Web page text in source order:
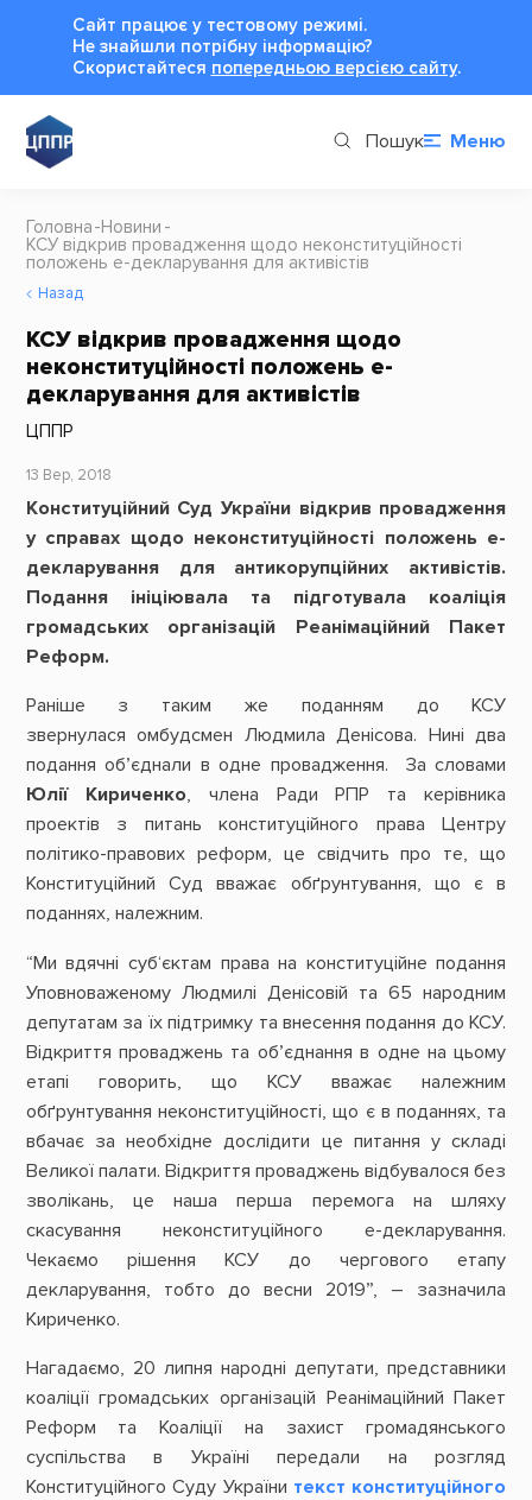
Сайт працює у тестовому режимі.
Не знайшли потрібну інформацію?
Cкористайтеся попередньою версією сайту.
Пошук Меню
Головна Новини
КСУ відкрив провадження щодо неконституційності
положень е-декларування для активістів
Назад
КСУ відкрив провадження щодо
неконституційності положень е-
декларування для активістів
ЦППР
13 Вер, 2018
Конституційний Суд України відкрив провадження
у справах щодо неконституційності положень е-
декларування для антикорупційних активістів.
Подання ініціювала та підготувала коаліція
громадських організацій Реанімаційний Пакет
Реформ.
Раніше з таким же поданням до КСУ
звернулася омбудсмен Людмила Денісова. Нині два
подання об’єднали в одне провадження. За словами
Юлії Кириченко, члена Ради РПР та керівника
проектів з питань конституційного права Центру
політико-правових реформ, це свідчить про те, що
Конституційний Суд вважає обґрунтування, що є в
поданнях, належним.
“Ми вдячні суб‘єктам права на конституційне подання
Уповноваженому Людмилі Денісовій та 65 народним
депутатам за їх підтримку та внесення подання до КСУ.
Відкриття проваджень та об’єднання в одне на цьому
етапі говорить, що КСУ вважає належним
обґрунтування неконституційності, що є в поданнях, та
вбачає за необхідне дослідити це питання у складі
Великої палати. Відкриття проваджень відбувалося без
зволікань, це наша перша перемога на шляху
скасування неконституційного е-декларування.
Чекаємо рішення КСУ до чергового етапу
декларування, тобто до весни 2019”, – зазначила
Кириченко.
Нагадаємо, 20 липня народні депутати, представники
коаліції громадських організацій Реанімаційний Пакет
Реформ та Коаліції на захист громадянського
суспільства в Україні передали на розгляд
Конституційного Суду України текст конституційного